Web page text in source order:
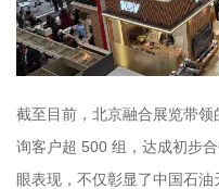
截至目前，北京融合展览带
询客户超 500 组，达成初步
眼表现，不仅彰显了中国石